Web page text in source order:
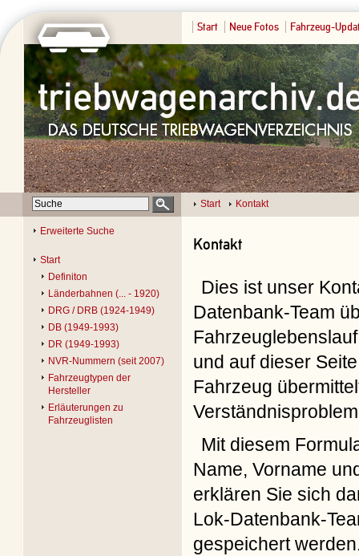
Start Neue Fotos Fahrzeug-
Start Kontakt
Erweiterte Suche
Start
Definiton
Länderbahnen (... - 1920)
DRG / DRB (1924-1949)
DB (1949-1993)
DR (1949-1993)
NVR-Nummern (seit 2007)
Fahrzeugtypen der
Hersteller
Erläuterungen zu
Fahrzeuglisten
Kontakt
Dies ist unser
Datenbank-Team
und auf dieser
Fahrzeug
Mit diesem
Name, Vorname
erklären Sie sich
Lok-Datenbank-
gespeichert